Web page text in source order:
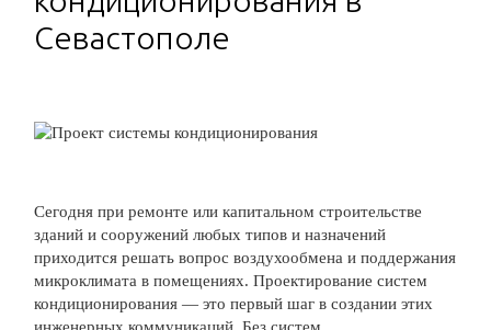
Севастополе
Сегодня при ремонте или капитальном строительстве
зданий и сооружений любых типов и назначений
приходится решать вопрос воздухообмена и поддержания
микроклимата в помещениях. Проектирование систем
кондиционирования — это первый шаг в создании этих